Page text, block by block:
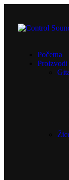
Početna
Proizvodi